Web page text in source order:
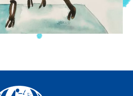
Facebook
YouTube
Instagram